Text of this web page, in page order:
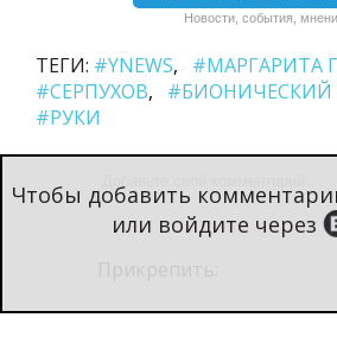
Новости, события,
ТЕГИ: #YNEWS
#МАРГАРИТА
#СЕРПУХОВ
#БИОНИЧЕСКИЙ
#РУКИ
Чтобы добавить
или войдите через